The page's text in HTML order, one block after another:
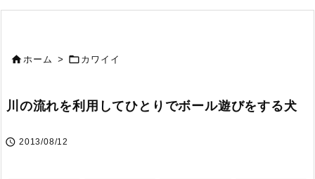
ホーム >  カワイイ
川の流れを利用してひとりでボール遊びをする犬
 2013/08/12